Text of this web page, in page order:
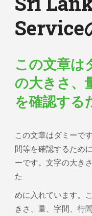
Service
この文章は
の大きさ、
を確認する
この文章はダミーで
間等を確認するため
ーです。文字の大き
た
めに入れています。
きさ、量、字間、行